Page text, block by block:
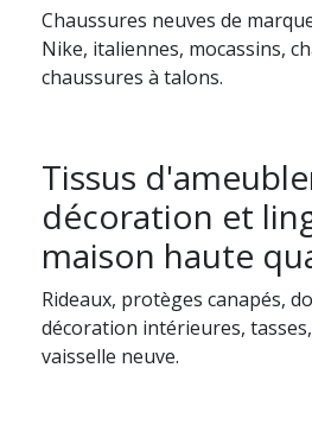
Chaussures neuves de
Nike, italiennes, mocassins,
chaussures à talons.
Tissus
décoration et
maison haute
Rideaux, protèges canapés,
décoration intérieures,
vaisselle neuve.